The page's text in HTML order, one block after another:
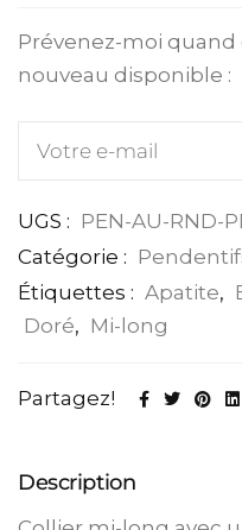
Prévenez-moi quand
nouveau disponible :
UGS : PEN-AU-RND-
Catégorie :
Étiquettes : Apatite,
Doré, Mi-long
Partagez!
Description